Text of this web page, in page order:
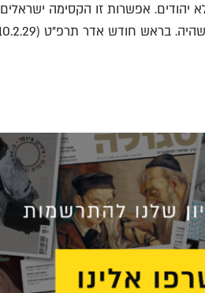
אפשרות זו הקסימה ישראלים